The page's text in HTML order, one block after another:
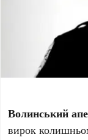
Волинський
вирок